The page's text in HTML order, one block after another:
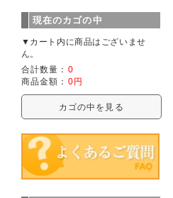
現在のカゴの中
▼カート内に商品はございませ
ん。
合計数量： 0
商品金額： 0円
カゴの中を見る